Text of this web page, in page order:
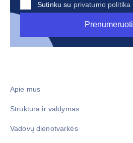
Sutinku su privatumo politika
Prenumeruoti
Apie mus
Struktūra ir valdymas
Vadovų dienotvarkės